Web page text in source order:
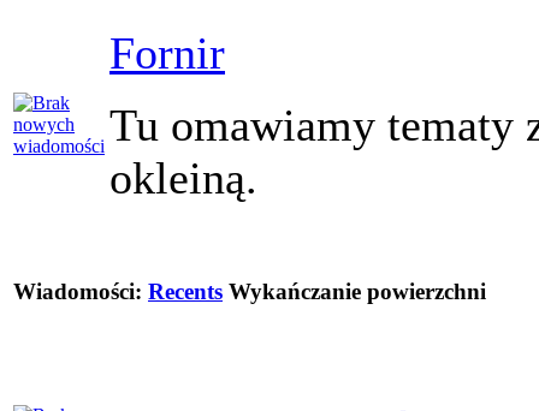
Fornir
Tu omawiamy tematy
okleiną.
Wiadomości: Recents Wykańczanie powierzchni